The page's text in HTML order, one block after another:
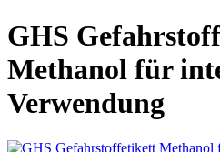
GHS
Methanol für
Verwendung